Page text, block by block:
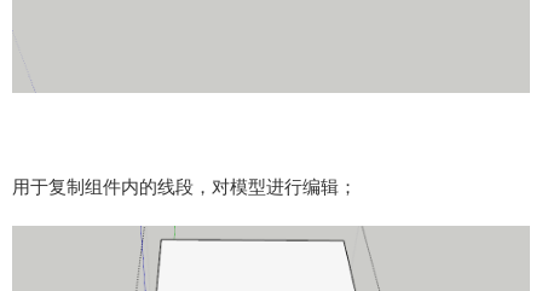
用于复制组件内的线段，对模型进行编辑；